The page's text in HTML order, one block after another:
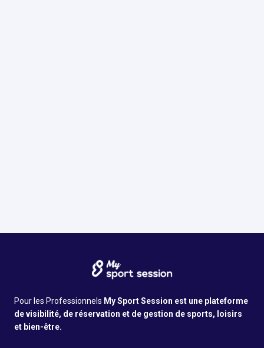
Pour les Professionnels My Sport Session est une plateforme
de visibilité, de réservation et de gestion de sports, loisirs
et bien-être.